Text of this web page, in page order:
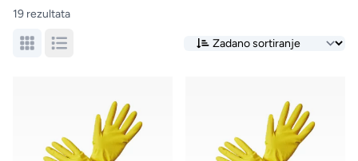
19 rezultata